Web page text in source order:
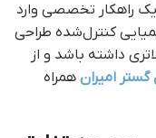
راهکار تخصصی وارد
کنترل‌شده طراحی
داشته باشد و از
امیران همراه